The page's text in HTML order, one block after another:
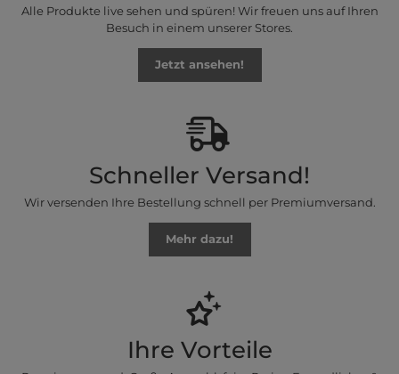
Alle Produkte live sehen und spüren! Wir freuen uns auf Ihren
Besuch in einem unserer Stores.
Jetzt ansehen!
Schneller Versand!
Wir versenden Ihre Bestellung schnell per Premiumversand.
Mehr dazu!
Ihre Vorteile